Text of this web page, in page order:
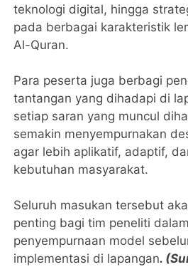
teknologi digital, hingga
pada berbagai karakteristik
Al-Quran.
‎Para peserta juga berbagi
tantangan yang dihadapi di
setiap saran yang muncul
semakin menyempurnakan
agar lebih aplikatif, adaptif,
kebutuhan masyarakat.
‎Seluruh masukan tersebut
penting bagi tim peneliti
penyempurnaan model
implementasi di lapangan.